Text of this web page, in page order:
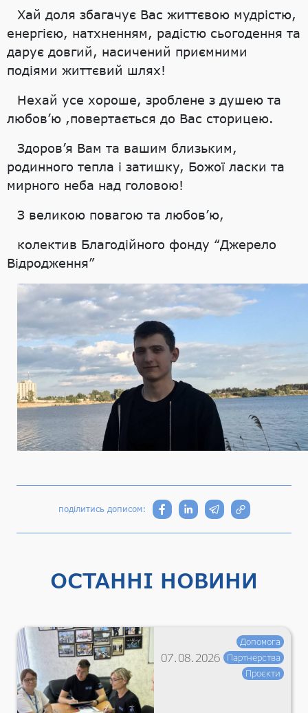
Хай доля збагачує Вас життєвою мудрістю,
енергією, натхненням, радістю сьогодення та
дарує довгий, насичений приємними
подіями життєвий шлях!
Нехай усе хороше, зроблене з душею та
любов’ю ,повертається до Вас сторицею.
Здоров’я Вам та вашим близьким,
родинного тепла і затишку, Божої ласки та
мирного неба над головою!
З великою повагою та любов’ю,
колектив Благодійного фонду “Джерело
Відродження”
поділитись дописом:
ОСТАННІ НОВИНИ
07.08.2026
Допомога
Партнерства
Проєкти